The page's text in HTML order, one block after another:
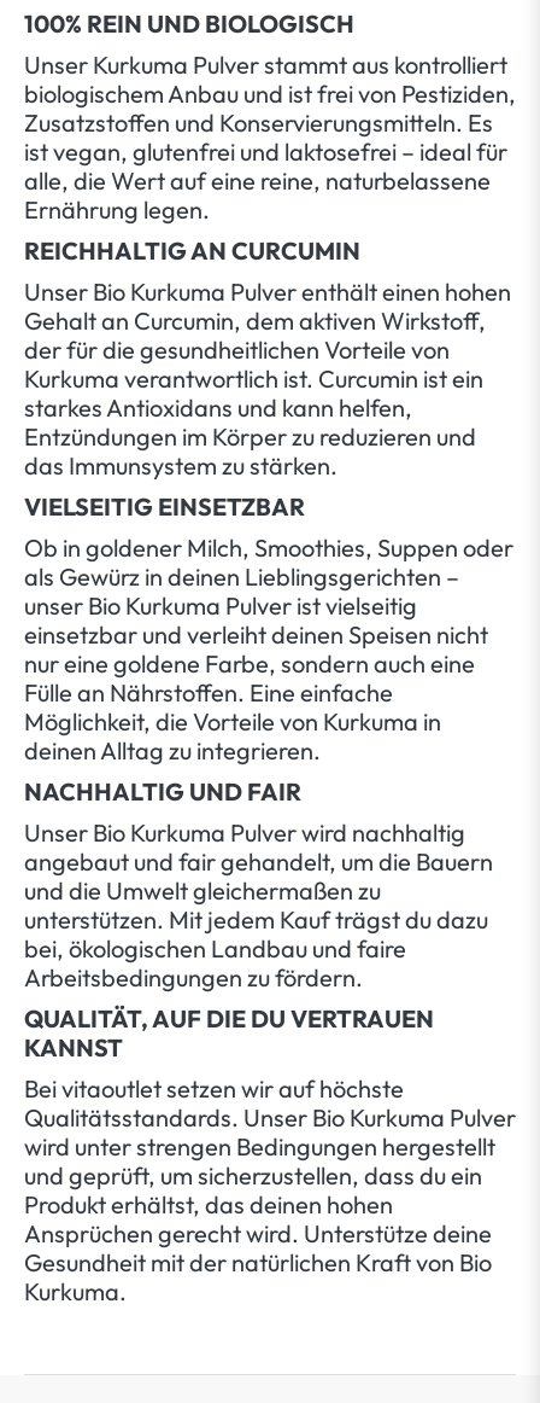
100% REIN UND BIOLOGISCH
Unser Kurkuma Pulver stammt aus kontrolliert
biologischem Anbau und ist frei von Pestiziden,
Zusatzstoffen und Konservierungsmitteln. Es
ist vegan, glutenfrei und laktosefrei – ideal für
alle, die Wert auf eine reine, naturbelassene
Ernährung legen.
REICHHALTIG AN CURCUMIN
Unser Bio Kurkuma Pulver enthält einen hohen
Gehalt an Curcumin, dem aktiven Wirkstoff,
der für die gesundheitlichen Vorteile von
Kurkuma verantwortlich ist. Curcumin ist ein
starkes Antioxidans und kann helfen,
Entzündungen im Körper zu reduzieren und
das Immunsystem zu stärken.
VIELSEITIG EINSETZBAR
Ob in goldener Milch, Smoothies, Suppen oder
als Gewürz in deinen Lieblingsgerichten –
unser Bio Kurkuma Pulver ist vielseitig
einsetzbar und verleiht deinen Speisen nicht
nur eine goldene Farbe, sondern auch eine
Fülle an Nährstoffen. Eine einfache
Möglichkeit, die Vorteile von Kurkuma in
deinen Alltag zu integrieren.
NACHHALTIG UND FAIR
Unser Bio Kurkuma Pulver wird nachhaltig
angebaut und fair gehandelt, um die Bauern
und die Umwelt gleichermaßen zu
unterstützen. Mit jedem Kauf trägst du dazu
bei, ökologischen Landbau und faire
Arbeitsbedingungen zu fördern.
QUALITÄT, AUF DIE DU VERTRAUEN
KANNST
Bei vitaoutlet setzen wir auf höchste
Qualitätsstandards. Unser Bio Kurkuma Pulver
wird unter strengen Bedingungen hergestellt
und geprüft, um sicherzustellen, dass du ein
Produkt erhältst, das deinen hohen
Ansprüchen gerecht wird. Unterstütze deine
Gesundheit mit der natürlichen Kraft von Bio
Kurkuma.